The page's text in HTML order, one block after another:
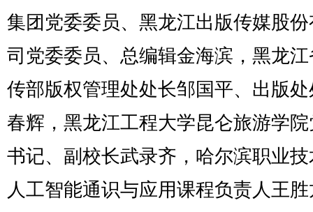
集团党委委员、黑龙江出版传媒股
司党委委员、总编辑金海滨，黑龙
传部版权管理处处长邹国平、出版
春辉，黑龙江工程大学昆仑旅游学
书记、副校长武录齐，哈尔滨职业
人工智能通识与应用课程负责人王